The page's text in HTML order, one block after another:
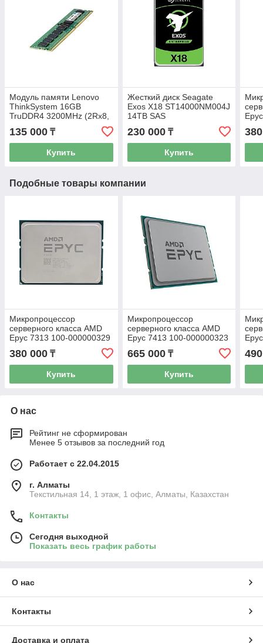
Модуль памяти Lenovo
ThinkSystem 16GB
TruDDR4 3200MHz (2Rx8,
4X77A77495
135 000 ₸
Купить
Жесткий диск Seagate
Exos X18 ST14000NM004J
14TB SAS
230 000₸
Купить
Подобные товары компании
Микропроцессор
серверного класса AMD
Epyc 7313 100-000000329
380 000 ₸
Купить
Микропроцессор
серверного класса AMD
Epyc 7413 100-000000323
665 000₸
Купить
О нас
Рейтинг не сформирован
Менее 5 отзывов за последний год
Работает с 22.04.2015
г. Алматы
Текстильная 14, 1 этаж, 1 офис, Алматы, Казахстан
Контакты
Сегодня выходной
Показать весь график работы
О нас
Контакты
Доставка и оплата